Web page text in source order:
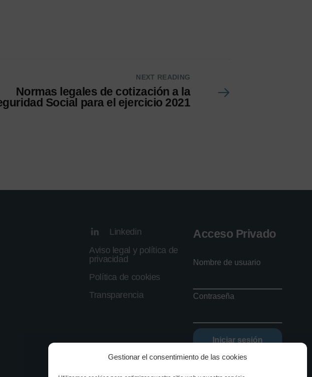
Gestionar el consentimiento de las cookies
NEXT READING
Normas legales de cotización a la
Social para el ejercicio 2021
Linkedin
Aviso legal y política de
privacidad
Política de cookies
Transparencia
Acceso Privado
Nombre de usuario
Contraseña
Olvidé mi contraseña